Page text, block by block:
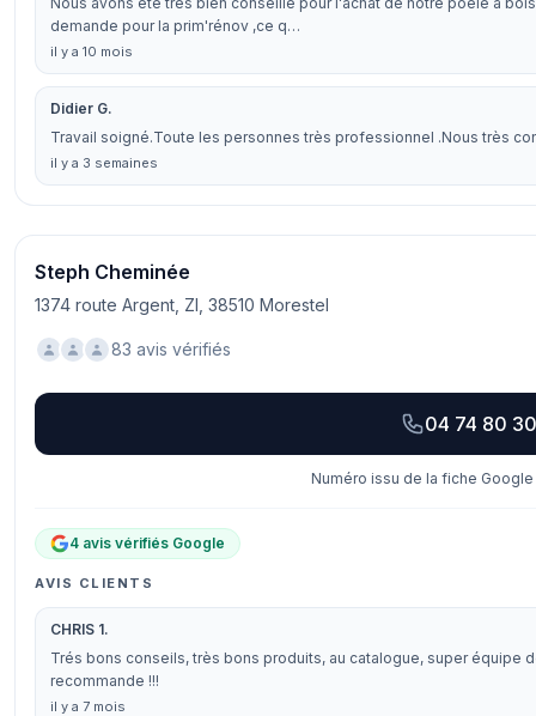
demande pour la prim'rénov ,ce q…
il y a 10 mois
Didier G.
Travail soigné.Toute les personnes très professionnel .Nous très
il y a 3 semaines
Steph Cheminée
1374 route Argent, ZI, 38510 Morestel
83 avis vérifiés
04 74 80
Numéro issu de la fiche
4 avis vérifiés Google
AVIS CLIENTS
CHRIS 1.
Trés bons conseils, très bons produits, au catalogue, super équipe
recommande !!!
il y a 7 mois